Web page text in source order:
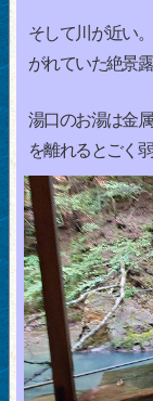
そして川が近い
がれていた絶景露
湯口のお湯は金
を離れるとごく